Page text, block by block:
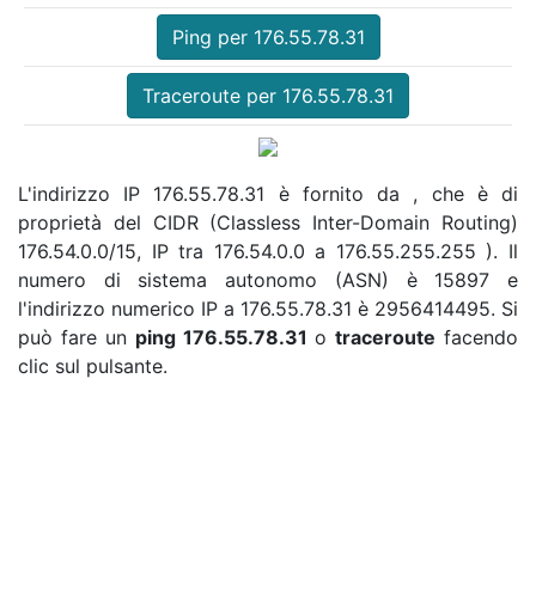
Ping per 176.55.78.31
Traceroute per 176.55.78.31
L'indirizzo IP 176.55.78.31 è fornito da , che è di
proprietà del CIDR (Classless Inter-Domain Routing)
176.54.0.0/15, IP tra 176.54.0.0 a 176.55.255.255 ). Il
numero di sistema autonomo (ASN) è 15897 e
l'indirizzo numerico IP a 176.55.78.31 è 2956414495. Si
può fare un ping 176.55.78.31 o traceroute facendo
clic sul pulsante.